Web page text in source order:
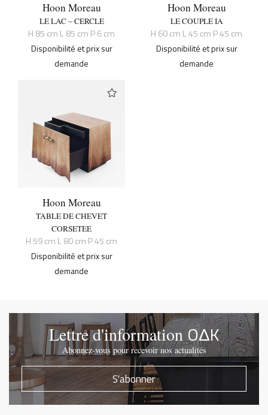
Hoon Moreau
LE LAC – CERCLE
H 85 cm L 85 cm P 6 cm
Disponibilité et prix sur
demande
Hoon Moreau
LE COUPLE IA
H 60 cm L 45 cm P 45 cm
Disponibilité et prix sur
demande
Hoon Moreau
TABLE DE CHEVET
CORSETEE
H 59 cm L 80 cm P 45 cm
Disponibilité et prix sur
demande
Lettre d'informationOΔK
Abonnez-vous pour recevoir nos actualités
S'abonner